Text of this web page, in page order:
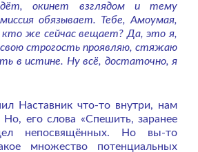
окинет взглядом и тему
обязывает. Тебе, Амоумая,
кто же сейчас вещает? Да, это я,
строгость проявляю, стяжаю
в истине. Ну всё, достаточно, я
Наставник что-то внутри, нам
Но, его слова «Спешить, заранее
непосвящённых. Но вы-то
множество потенциальных